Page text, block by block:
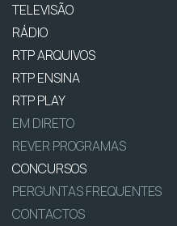
TELEVISÃO
RÁDIO
RTP ARQUIVOS
RTP ENSINA
RTP PLAY
EM DIRETO
REVER PROGRAMAS
CONCURSOS
PERGUNTAS FREQUENTES
CONTACTOS